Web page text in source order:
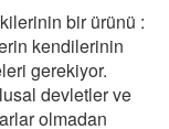
bir ürünü :
kendilerinin
gerekiyor.
devletler ve
olmadan